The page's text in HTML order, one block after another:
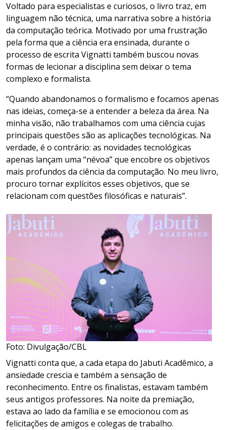
Voltado para especialistas e curiosos, o livro traz, em
linguagem não técnica, uma narrativa sobre a história
da computação teórica. Motivado por uma frustração
pela forma que a ciência era ensinada, durante o
processo de escrita Vignatti também buscou novas
formas de lecionar a disciplina sem deixar o tema
complexo e formalista.
“Quando abandonamos o formalismo e focamos apenas
nas ideias, começa-se a entender a beleza da área. Na
minha visão, não trabalhamos com uma ciência cujas
principais questões são as aplicações tecnológicas. Na
verdade, é o contrário: as novidades tecnológicas
apenas lançam uma “névoa” que encobre os objetivos
mais profundos da ciência da computação. No meu livro,
procuro tornar explícitos esses objetivos, que se
relacionam com questões filosóficas e naturais”.
Foto: Divulgação/CBL
Vignatti conta que, a cada etapa do Jabuti Acadêmico, a
ansiedade crescia e também a sensação de
reconhecimento. Entre os finalistas, estavam também
seus antigos professores. Na noite da premiação,
estava ao lado da família e se emocionou com as
felicitações de amigos e colegas de trabalho.